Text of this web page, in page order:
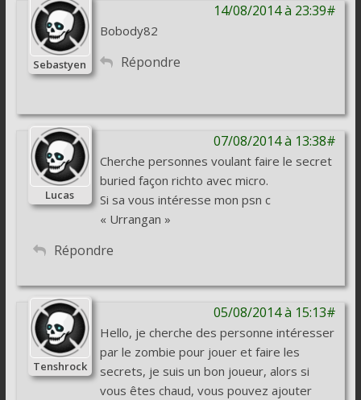
14/08/2014 à 23:39#
Sebastyen
Bobody82
Répondre
07/08/2014 à 13:38#
Lucas
Cherche personnes voulant faire le secret
buried façon richto avec micro.
Si sa vous intéresse mon psn c
« Urrangan »
Répondre
05/08/2014 à 15:13#
Tenshrock
Hello, je cherche des personne intéresser
par le zombie pour jouer et faire les
secrets, je suis un bon joueur, alors si
vous êtes chaud, vous pouvez ajouter